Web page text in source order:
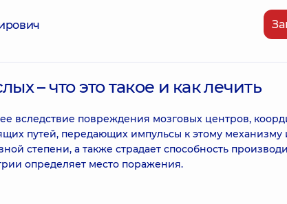
– что это такое и как лечить
вследствие повреждения мозговых центров,
путей, передающих импульсы к этому механизму
степени, а также страдает способность
определяет место поражения.